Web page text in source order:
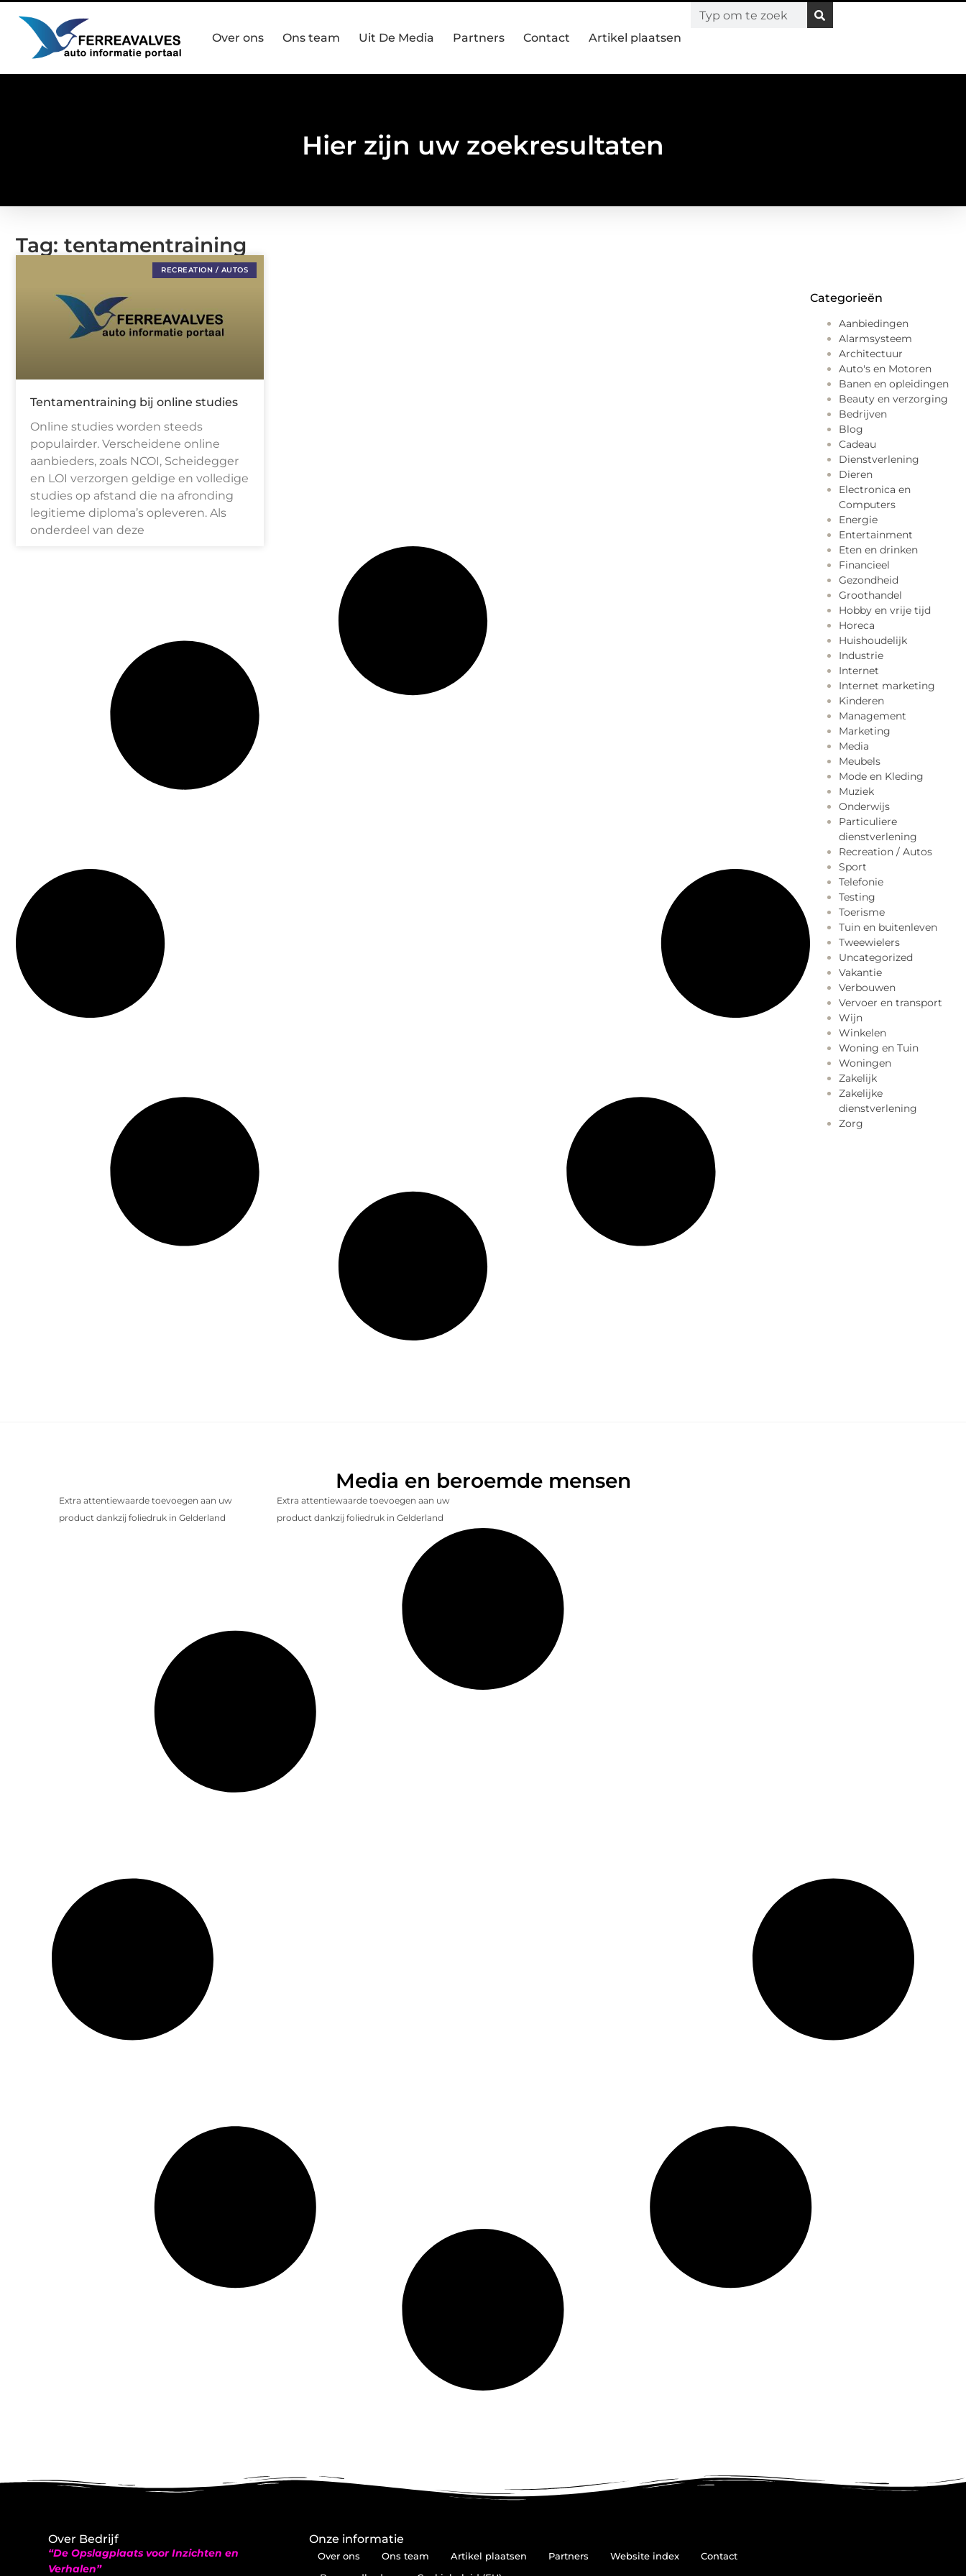
Over ons Ons team Uit De Media Partners Contact Artikel plaatsen
Hier zijn uw zoekresultaten
Tag: tentamentraining
RECREATION / AUTOS
Tentamentraining bij online studies
Online studies worden steeds
populairder. Verscheidene online
aanbieders, zoals NCOI, Scheidegger
en LOI verzorgen geldige en volledige
studies op afstand die na afronding
legitieme diploma’s opleveren. Als
onderdeel van deze
Categorieën
Aanbiedingen
Alarmsysteem
Architectuur
Auto's en Motoren
Banen en opleidingen
Beauty en verzorging
Bedrijven
Blog
Cadeau
Dienstverlening
Dieren
Electronica en
Computers
Energie
Entertainment
Eten en drinken
Financieel
Gezondheid
Groothandel
Hobby en vrije tijd
Horeca
Huishoudelijk
Industrie
Internet
Internet marketing
Kinderen
Management
Marketing
Media
Meubels
Mode en Kleding
Muziek
Onderwijs
Particuliere
dienstverlening
Recreation / Autos
Sport
Telefonie
Testing
Toerisme
Tuin en buitenleven
Tweewielers
Uncategorized
Vakantie
Verbouwen
Vervoer en transport
Wijn
Winkelen
Woning en Tuin
Woningen
Zakelijk
Zakelijke
dienstverlening
Zorg
Media en beroemde mensen
Extra attentiewaarde toevoegen aan uw
product dankzij foliedruk in Gelderland
Extra attentiewaarde toevoegen aan uw
product dankzij foliedruk in Gelderland
Over Bedrijf
“De Opslagplaats voor Inzichten en
Verhalen”
Onze informatie
Over ons Ons team Artikel plaatsen Partners Website index
Contact